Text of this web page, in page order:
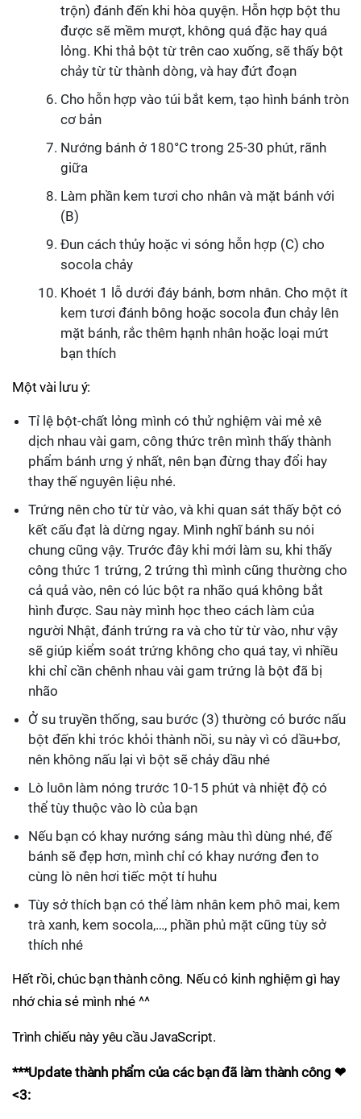
trộn) đánh đến khi hòa quyện. Hỗn hợp bột thu
được sẽ mềm mượt, không quá đặc hay quá
lỏng. Khi thả bột từ trên cao xuống, sẽ thấy bột
chảy từ từ thành dòng, và hay đứt đoạn
Cho hỗn hợp vào túi bắt kem, tạo hình bánh tròn
cơ bản
Nướng bánh ở 180°C trong 25-30 phút, rãnh
giữa
Làm phần kem tươi cho nhân và mặt bánh với
(B)
Đun cách thủy hoặc vi sóng hỗn hợp (C) cho
socola chảy
Khoét 1 lỗ dưới đáy bánh, bơm nhân. Cho một ít
kem tươi đánh bông hoặc socola đun chảy lên
mặt bánh, rắc thêm hạnh nhân hoặc loại mứt
bạn thích
Một vài lưu ý:
Tỉ lệ bột-chất lỏng mình có thử nghiệm vài mẻ xê
dịch nhau vài gam, công thức trên mình thấy thành
phẩm bánh ưng ý nhất, nên bạn đừng thay đổi hay
thay thế nguyên liệu nhé.
Trứng nên cho từ từ vào, và khi quan sát thấy bột có
kết cấu đạt là dừng ngay. Mình nghĩ bánh su nói
chung cũng vậy. Trước đây khi mới làm su, khi thấy
công thức 1 trứng, 2 trứng thì mình cũng thường cho
cả quả vào, nên có lúc bột ra nhão quá không bắt
hình được. Sau này mình học theo cách làm của
người Nhật, đánh trứng ra và cho từ từ vào, như vậy
sẽ giúp kiểm soát trứng không cho quá tay, vì nhiều
khi chỉ cần chênh nhau vài gam trứng là bột đã bị
nhão
Ở su truyền thống, sau bước (3) thường có bước nấu
bột đến khi tróc khỏi thành nồi, su này vì có dầu+bơ,
nên không nấu lại vì bột sẽ chảy dầu nhé
Lò luôn làm nóng trước 10-15 phút và nhiệt độ có
thể tùy thuộc vào lò của bạn
Nếu bạn có khay nướng sáng màu thì dùng nhé, đế
bánh sẽ đẹp hơn, mình chỉ có khay nướng đen to
cùng lò nên hơi tiếc một tí huhu
Tùy sở thích bạn có thể làm nhân kem phô mai, kem
trà xanh, kem socola,…, phần phủ mặt cũng tùy sở
thích nhé
Hết rồi, chúc bạn thành công. Nếu có kinh nghiệm gì hay
nhớ chia sẻ mình nhé ^^
Trình chiếu này yêu cầu JavaScript.
***Update thành phẩm của các bạn đã làm thành công ❤
<3: